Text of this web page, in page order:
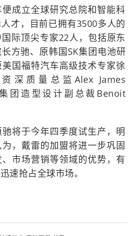
成立全球研究总院和智能科
才，目前已拥有3500多人的
际顶尖专家22人，包括原东
方驰、原韩国SK集团电池研
国福特汽车高级技术专家徐
深质量总监Alex James
团造型设计副总裁Benoit
将于今年四季度试生产，明
，戴雷的加盟将进一步巩固
市场营销等领域的优势，有
速抢占全球市场。